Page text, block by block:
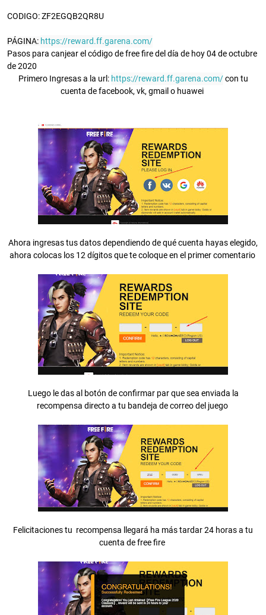
CODIGO: ZF2EGQB2QR8U
PÁGINA: https://reward.ff.garena.com/
Pasos para canjear el código de free fire del día de hoy 04 de octubre
de 2020
Primero Ingresas a la url: https://reward.ff.garena.com/con tu
cuenta de facebook, vk, gmail o huawei
Ahora ingresas tus datos dependiendo de qué cuenta hayas elegido,
ahora colocas los 12 dígitos que te coloque en el primer comentario
Luego le das al botón de confirmar par que sea enviada la
recompensa directo a tu bandeja de correo del juego
Felicitaciones tu recompensa llegará ha más tardar 24 horas a tu
cuenta de free fire